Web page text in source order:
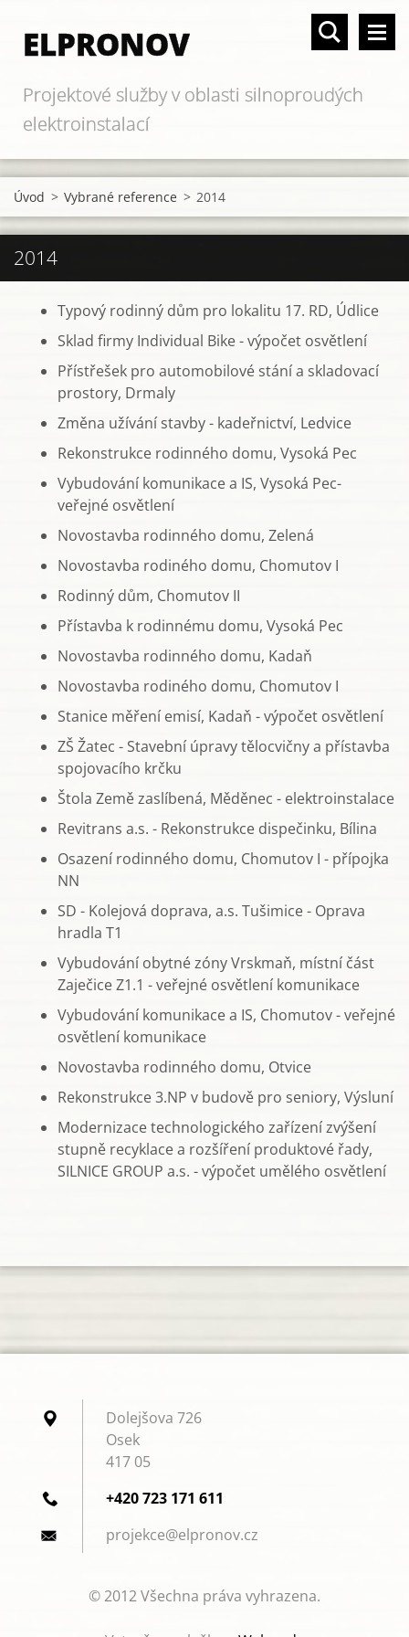
ELPRONOV
Projektové služby v oblasti silnoproudých
elektroinstalací
Úvod > Vybrané reference > 2014
2014
Typový rodinný dům pro lokalitu 17. RD, Údlice
Sklad firmy Individual Bike - výpočet osvětlení
Přístřešek pro automobilové stání a skladovací
prostory, Drmaly
Změna užívání stavby - kadeřnictví, Ledvice
Rekonstrukce rodinného domu, Vysoká Pec
Vybudování komunikace a IS, Vysoká Pec-
veřejné osvětlení
Novostavba rodinného domu, Zelená
Novostavba rodiného domu, Chomutov I
Rodinný dům, Chomutov II
Přístavba k rodinnému domu, Vysoká Pec
Novostavba rodinného domu, Kadaň
Novostavba rodiného domu, Chomutov I
Stanice měření emisí, Kadaň - výpočet osvětlení
ZŠ Žatec - Stavební úpravy tělocvičny a přístavba
spojovacího krčku
Štola Země zaslíbená, Měděnec - elektroinstalace
Revitrans a.s. - Rekonstrukce dispečinku, Bílina
Osazení rodinného domu, Chomutov I - přípojka
NN
SD - Kolejová doprava, a.s. Tušimice - Oprava
hradla T1
Vybudování obytné zóny Vrskmaň, místní část
Zaječice Z1.1 - veřejné osvětlení komunikace
Vybudování komunikace a IS, Chomutov - veřejné
osvětlení komunikace
Novostavba rodinného domu, Otvice
Rekonstrukce 3.NP v budově pro seniory, Výsluní
Modernizace technologického zařízení zvýšení
stupně recyklace a rozšíření produktové řady,
SILNICE GROUP a.s. - výpočet umělého osvětlení
Dolejšova 726
Osek
417 05
+420 723 171 611
projekce@elpronov.cz
© 2012 Všechna práva vyhrazena.